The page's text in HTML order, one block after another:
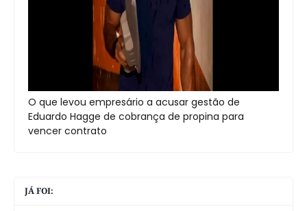
O que levou empresário a acusar gestão de
Eduardo Hagge de cobrança de propina para
vencer contrato
JÁ FOI: